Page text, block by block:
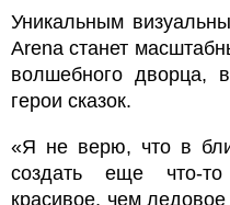
Уникальным
Arena станет
волшебного дворца,
герои сказок.
«Я не верю, что в
создать еще что-
красивое, чем